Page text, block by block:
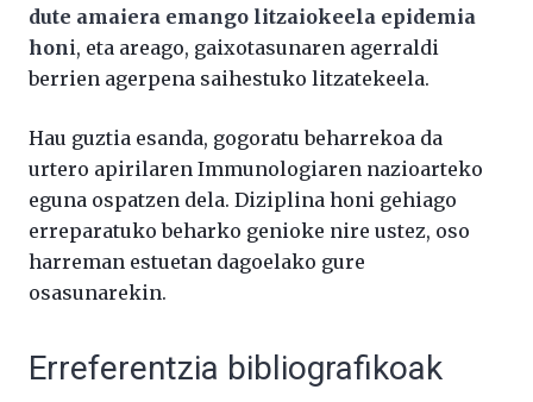
dute amaiera emango litzaiokeela epidemia
honi, eta areago, gaixotasunaren agerraldi
berrien agerpena saihestuko litzatekeela.
Hau guztia esanda, gogoratu beharrekoa da
urtero apirilaren Immunologiaren nazioarteko
eguna ospatzen dela. Diziplina honi gehiago
erreparatuko beharko genioke nire ustez, oso
harreman estuetan dagoelako gure
osasunarekin.
Erreferentzia bibliografikoak